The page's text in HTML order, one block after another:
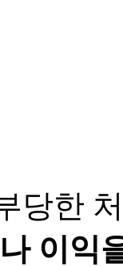
당한
이익